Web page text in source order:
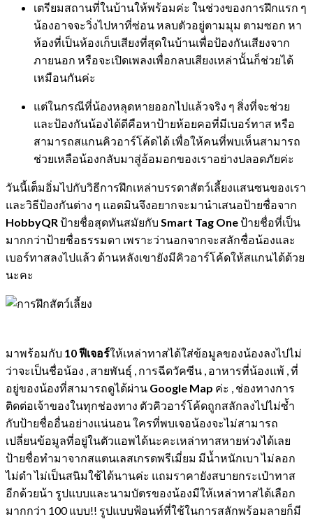
เตรียมสถานที่ในบ้านให้พร้อมค่ะ ในช่วงของการฝึกแรก ๆ
น้องอาจจะวิ่งไปหาที่ซ่อน หลบตัวอยู่ตามมุม ตามซอก หา
ห้องที่เป็นห้องเก็บเสียงที่สุดในบ้านเพื่อป้องกันเสียงจาก
ภายนอก หรือจะเปิดเพลงเพื่อกลบเสียงเหล่านั้นก็ช่วยได้
เหมือนกันค่ะ
แต่ในกรณีที่น้องหลุดหายออกไปแล้วจริง ๆ สิ่งที่จะช่วย
และป้องกันน้องได้ดีคือหาป้ายห้อยคอที่มีเบอร์ทาส หรือ
สามารถสแกนคิวอาร์โค้ดได้ เพื่อให้คนที่พบเห็นสามารถ
ช่วยเหลือน้องกลับมาสู่อ้อมอกของเราอย่างปลอดภัยค่ะ
วันนี้เต็มอิ่มไปกับวิธีการฝึกเหล่าบรรดาสัตว์เลี้ยงแสนซนของเรา
และวิธีป้องกันต่าง ๆ แอดมินจึงอยากจะมานำเสนอป้ายชื่อจาก
HobbyQRป้ายชื่อสุดทันสมัยกับ Smart Tag Oneป้ายชื่อที่เป็น
มากกว่าป้ายชื่อธรรมดา เพราะว่านอกจากจะสลักชื่อน้องและ
เบอร์ทาสลงไปแล้ว ด้านหลังเขายังมีคิวอาร์โค้ดให้สแกนได้ด้วย
นะคะ
มาพร้อมกับ 10 ฟีเจอร์ให้เหล่าทาสได้ใส่ข้อมูลของน้องลงไปไม่
ว่าจะเป็นชื่อน้อง , สายพันธุ์ , การฉีดวัคซีน , อาหารที่น้องแพ้ , ที่
อยู่ของน้องที่สามารถดูได้ผ่าน Google Map ค่ะ , ช่องทางการ
ติดต่อเจ้าของในทุกช่องทาง ตัวคิวอาร์โค้ดถูกสลักลงไปไม่ซ้ำ
กับป้ายชื่ออื่นอย่างแน่นอน ใครที่พบเจอน้องจะไม่สามารถ
เปลี่ยนข้อมูลที่อยู่ในตัวแอพได้นะคะเหล่าทาสหายห่วงได้เลย
ป้ายชื่อทำมาจากสแตนเลสเกรดพรีเมี่ยม มีน้ำหนักเบา ไม่ลอก
ไม่ดำ ไม่เป็นสนิมใช้ได้นานค่ะ แถมราคายังสบายกระเป๋าทาส
อีกด้วยน้า รูปแบบและนามบัตรของน้องมีให้เหล่าทาสได้เลือก
มากกว่า 100 แบบ!! รูปแบบฟ้อนท์ที่ใช้ในการสลักพร้อมลายก็มี